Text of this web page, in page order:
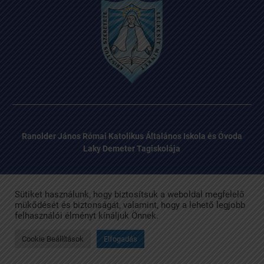
Ranolder János Római Katolikus Általános Iskola és Óvoda
Laky Demeter Tagiskolája
Facebook
Email
Laky Demeter Római Katolikus Általános Iskola Copyright © All
rights reserved.
University Hub byWEN Themes
Sütiket használunk, hogy biztosítsuk a weboldal megfelelő
mükődését és biztonságát, valamint, hogy a lehető legjobb
felhasználói élményt kínáljuk Önnek.
Cookie Beállítások Elfogadás